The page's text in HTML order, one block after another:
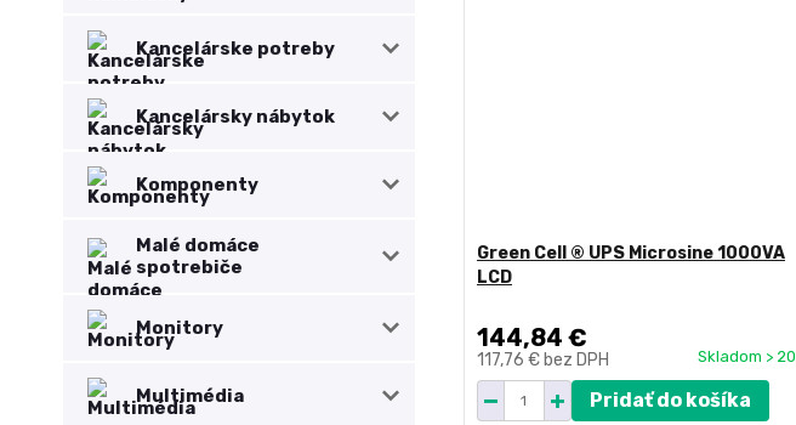
Kancelárske potreby
Kancelársky nábytok
Komponenty
Malé domáce
spotrebiče
Monitory
Multimédia
Green Cell ® UPS Microsine 1000VA
LCD
144,84 €
117,76 € bez DPH Skladom > 20
Pridať do košíka